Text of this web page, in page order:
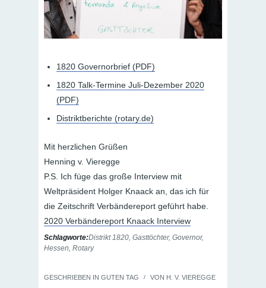
1820 Governorbrief (PDF)
1820 Talk-Termine Juli-Dezember 2020
(PDF)
Distriktberichte (rotary.de)
Mit herzlichen Grüßen
Henning v. Vieregge
P.S. Ich füge das große Interview mit
Weltpräsident Holger Knaack an, das ich für
die Zeitschrift Verbändereport geführt habe.
2020 Verbändereport Knaack Interview
Schlagworte:Distrikt 1820, Gasttöchter, Governor,
Hessen, Rotary
GESCHRIEBEN IN GUTEN TAG / VON H. V. VIEREGGE